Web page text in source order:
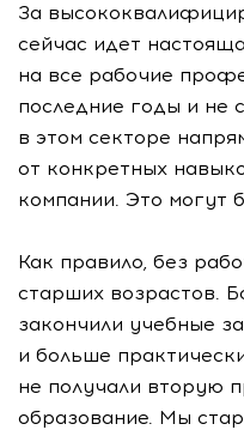
За
сейчас идет
на все рабочие
последние годы и не
в этом секторе
от конкретных
компании. Это могут
Как правило, без
старших возрастов.
закончили учебные
и больше
не получали вторую
образование. Мы